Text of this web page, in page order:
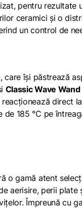
pentru rezultate
ceramici și o
un control de
care își păstrează
Classic Wave Wand
direct
185 °C pe
o gamă atent
aerisire, perii plate
Împreună cu